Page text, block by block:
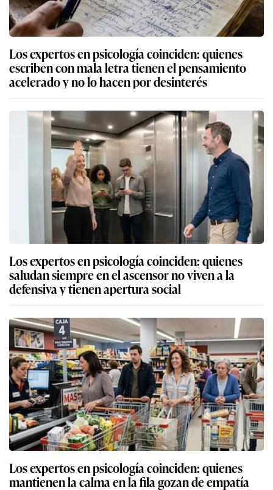
Los expertos en psicología coinciden: quienes
escriben con mala letra tienen el pensamiento
acelerado y no lo hacen por desinterés
Los expertos en psicología coinciden: quienes
saludan siempre en el ascensor no viven a la
defensiva y tienen apertura social
Los expertos en psicología coinciden: quienes
mantienen la calma en la fila gozan de empatía